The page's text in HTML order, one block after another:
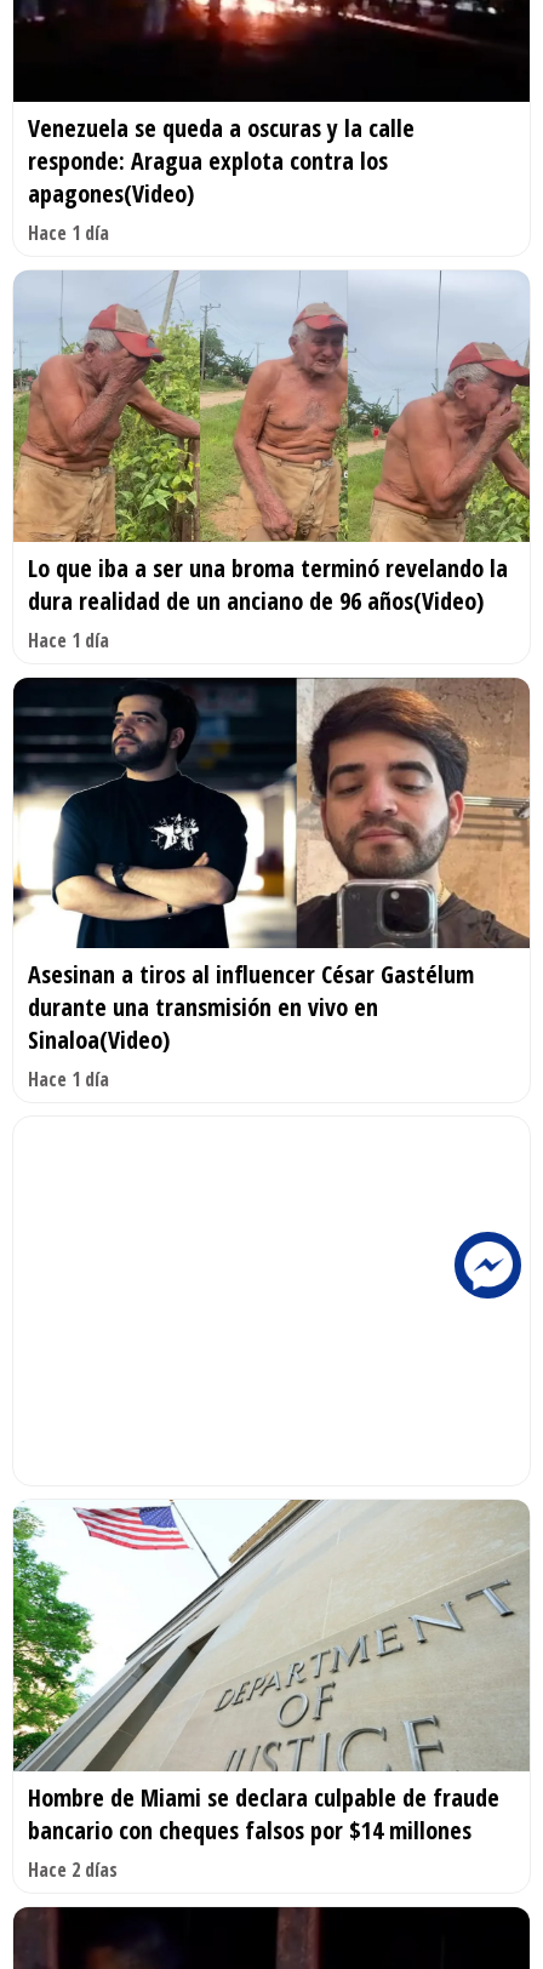
Venezuela se queda a oscuras y la calle
responde: Aragua explota contra los
apagones(Video)
Hace 1 día
Lo que iba a ser una broma terminó revelando la
dura realidad de un anciano de 96 años(Video)
Hace 1 día
Asesinan a tiros al influencer César Gastélum
durante una transmisión en vivo en
Sinaloa(Video)
Hace 1 día
Hombre de Miami se declara culpable de fraude
bancario con cheques falsos por $14 millones
Hace 2 días